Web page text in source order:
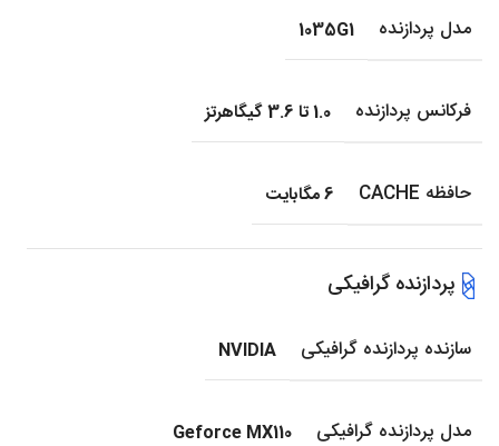
مدل پردازنده 1035G1
فرکانس پردازنده 1.0 تا 3.6 گیگاهرتز
حافظه CACHE 6 مگابایت
پردازنده گرافیکی
سازنده پردازنده گرافیکی NVIDIA
مدل پردازنده گرافیکی Geforce MX110